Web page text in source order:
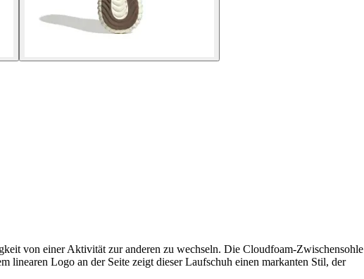
von einer Aktivität zur anderen zu wechseln. Die Cloudfoam-Zwischensohle
linearen Logo an der Seite zeigt dieser Laufschuh einen markanten Stil, der